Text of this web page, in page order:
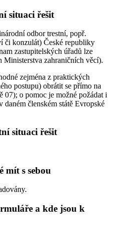
situaci řešit
odbor trestní, popř.
či konzulát) České republiky
zastupitelských úřadů lze
Ministerstva zahraničních věcí).
zejména z praktických
postupu) obrátit se přímo na
07); o pomoc je možné požádat i
členském státě Evropské
situaci řešit
mít s sebou
a kde jsou k